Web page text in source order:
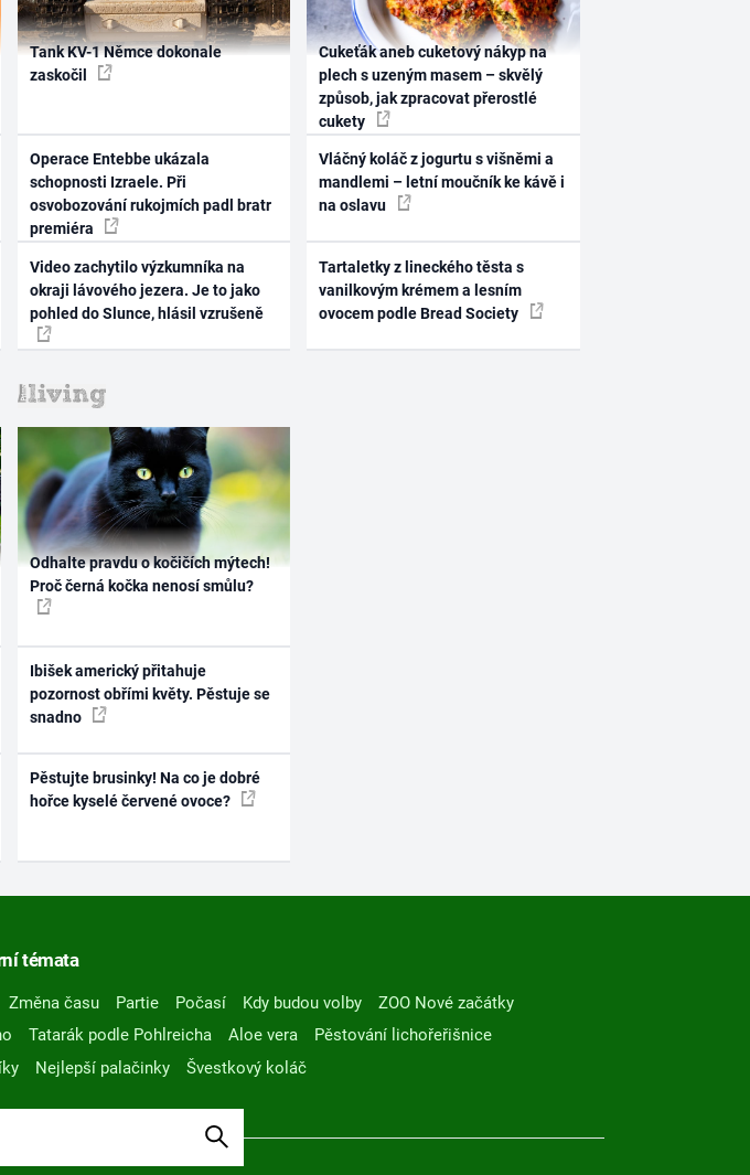
Tank KV-1 Němce dokonale
zaskočil
Operace Entebbe ukázala
schopnosti Izraele. Při
osvobozování rukojmích padl bratr
premiéra
Video zachytilo výzkumníka na
okraji lávového jezera. Je to jako
pohled do Slunce, hlásil vzrušeně
Cukeťák aneb cuketový nákyp na
plech s uzeným masem – skvělý
způsob, jak zpracovat přerostlé
cukety
Vláčný koláč z jogurtu s višněmi a
mandlemi – letní moučník ke kávě i
na oslavu
Tartaletky z lineckého těsta s
vanilkovým krémem a lesním
ovocem podle Bread Society
Odhalte pravdu o kočičích mýtech!
Proč černá kočka nenosí smůlu?
Ibišek americký přitahuje
pozornost obřími květy. Pěstuje se
snadno
Pěstujte brusinky! Na co je dobré
hořce kyselé červené ovoce?
témata
Změna času Partie Počasí Kdy budou volby
ZOO Nové začátky
Tatarák podle Pohlreicha Aloe vera
Pěstování lichořeřišnice
Nejlepší palačinky Švestkový koláč